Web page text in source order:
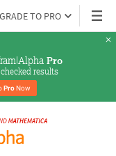
TO PRO
Pro
results
Pro Now